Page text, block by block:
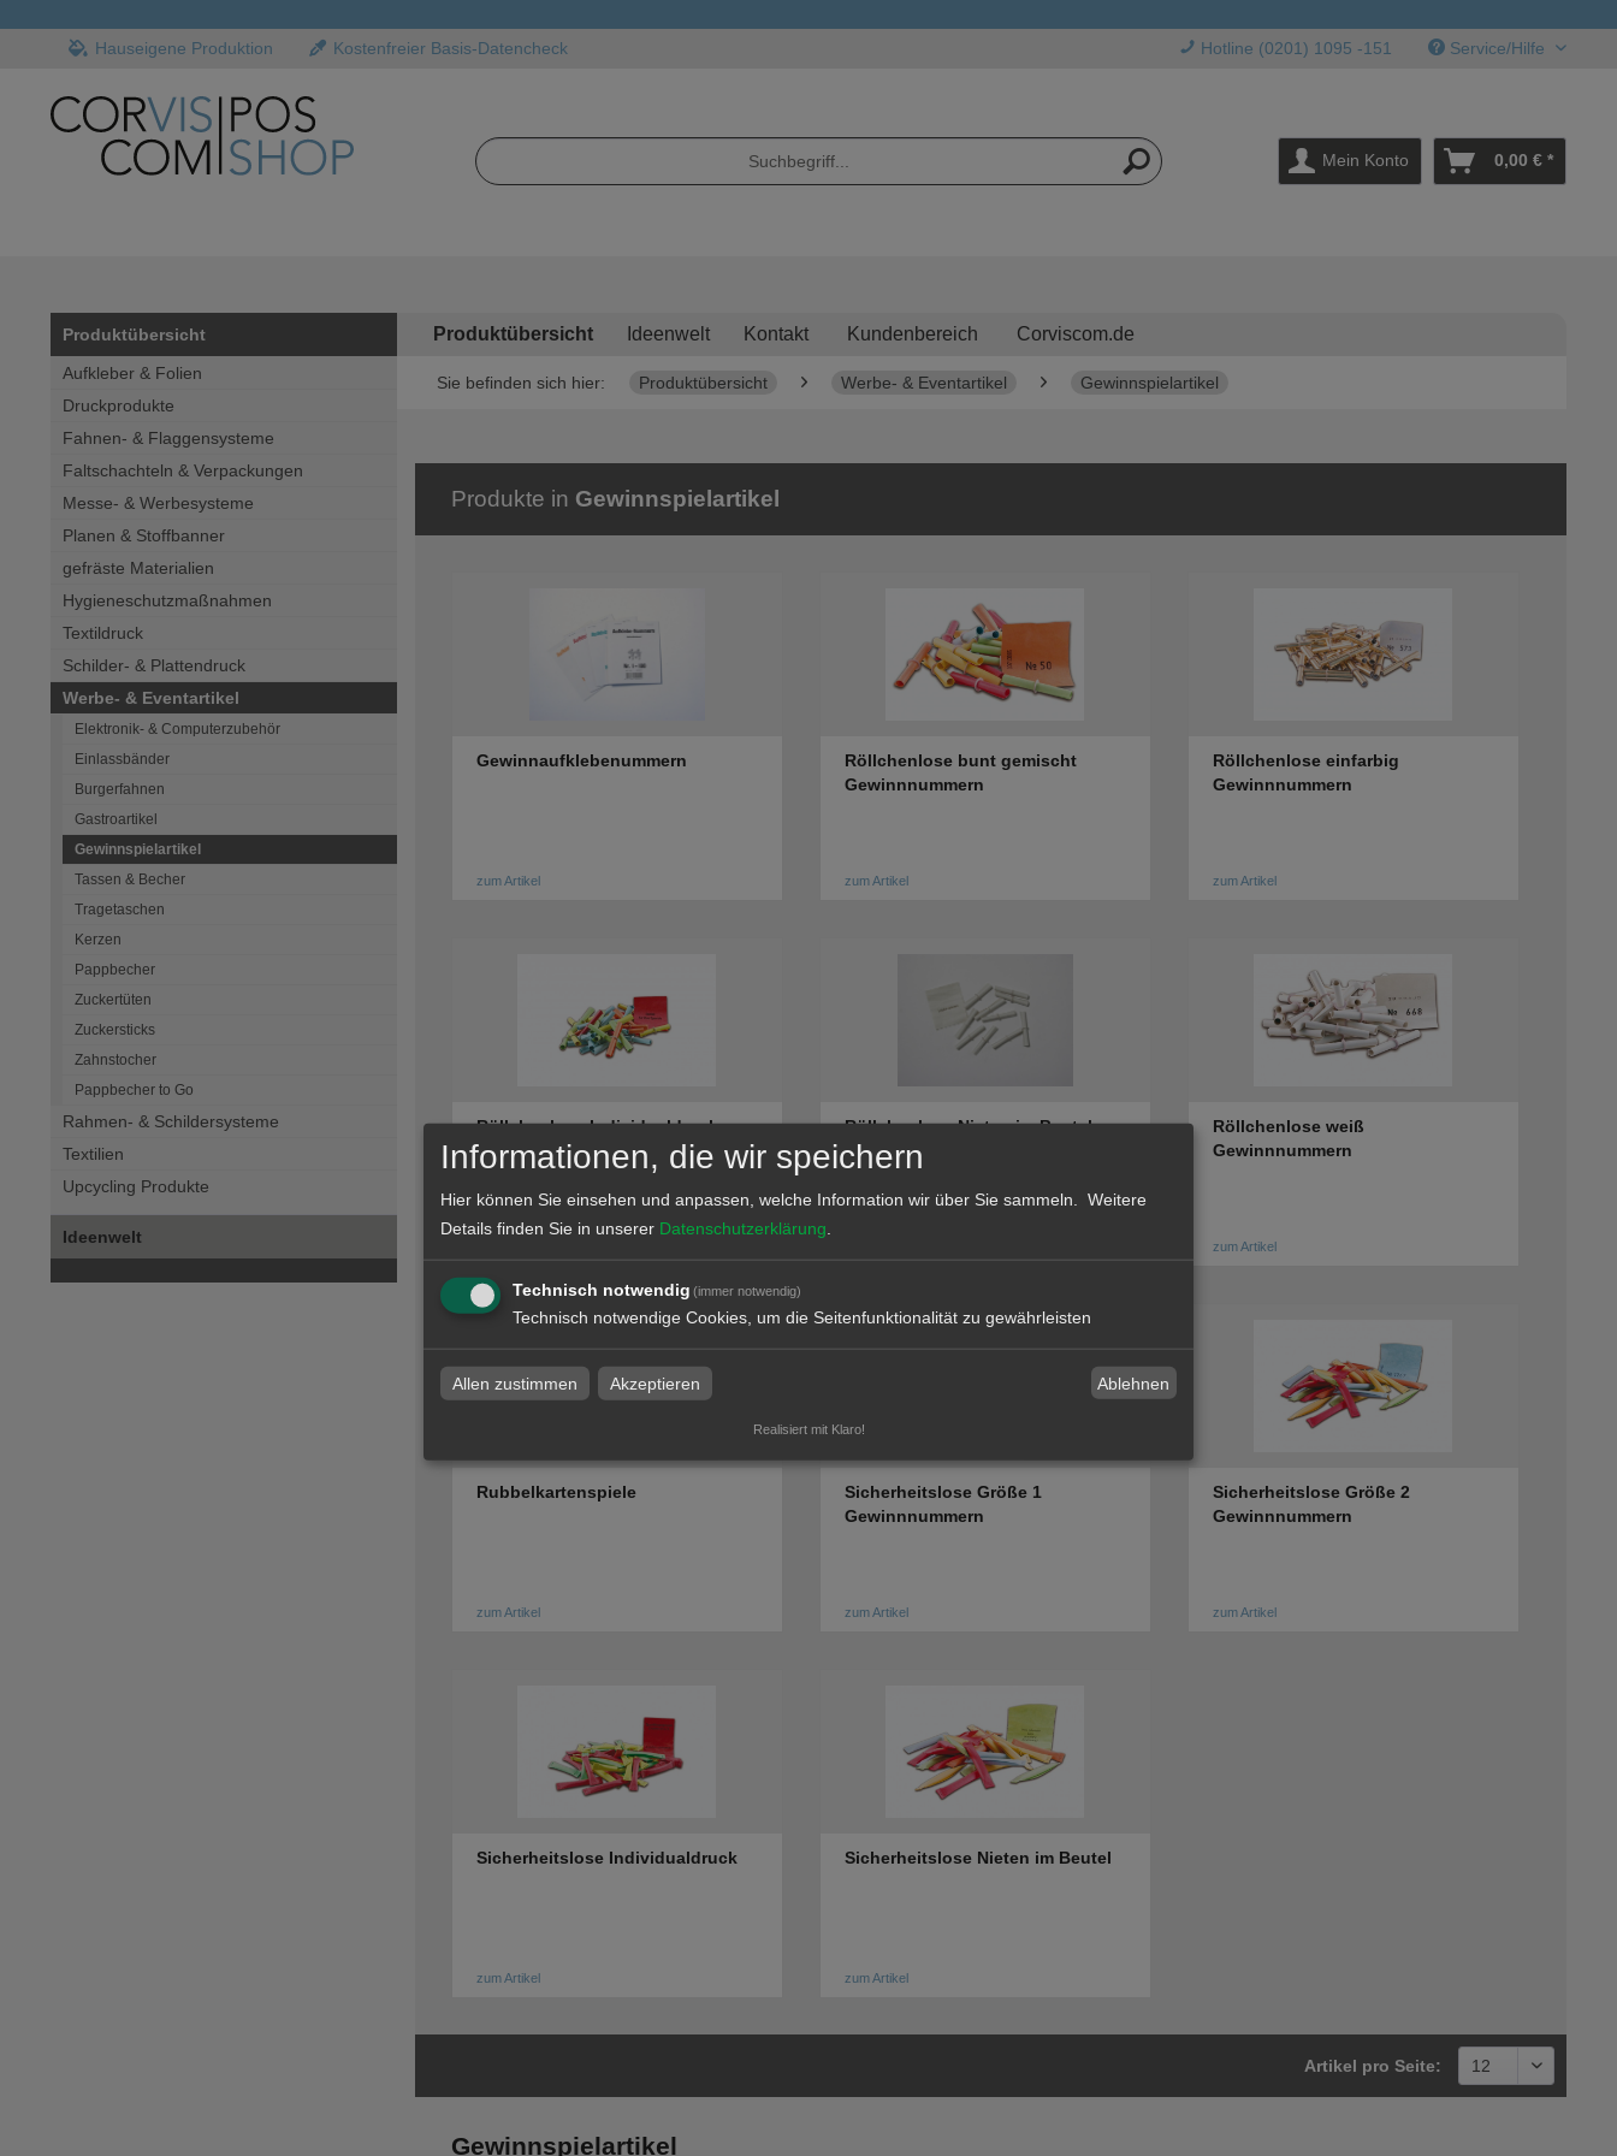
Hauseigene Produktion Kostenfreier Basis-Datencheck Hotline (0201) 1095 -151 Service/Hilfe
Mein Konto 0,00 € *
Produktübersicht
Aufkleber & Folien
Druckprodukte
Fahnen- & Flaggensysteme
Faltschachteln & Verpackungen
Messe- & Werbesysteme
Planen & Stoffbanner
gefräste Materialien
Hygieneschutzmaßnahmen
Textildruck
Schilder- & Plattendruck
Werbe- & Eventartikel
Elektronik- & Computerzubehör
Einlassbänder
Burgerfahnen
Gastroartikel
Gewinnspielartikel
Tassen & Becher
Tragetaschen
Kerzen
Pappbecher
Zuckertüten
Zuckersticks
Zahnstocher
Pappbecher to Go
Rahmen- & Schildersysteme
Textilien
Upcycling Produkte
Ideenwelt
Produktübersicht Ideenwelt Kontakt Kundenbereich Corviscom.de
Sie befinden sich hier: Produktübersicht Werbe- & Eventartikel Gewinnspielartikel
Produkte in Gewinnspielartikel
Gewinnaufklebenummern
zum Artikel
Röllchenlose bunt gemischt
Gewinnnummern
zum Artikel
Röllchenlose einfarbig
Gewinnnummern
zum Artikel
Röllchenlose Individualdruck Röllchenlose Nieten im Beutel
Röllchenlose weiß
Gewinnnummern
zum Artikel
Rubbelkartenspiele
zum Artikel
Sicherheitslose Größe 1
Gewinnnummern
zum Artikel
Sicherheitslose Größe 2
Gewinnnummern
zum Artikel
Sicherheitslose Individualdruck
zum Artikel
Sicherheitslose Nieten im Beutel
zum Artikel
Artikel pro Seite:
Gewinnspielartikel
Informationen, die wir speichern
Hier können Sie einsehen und anpassen, welche Information wir über Sie sammeln.
Weitere
Details finden Sie in unserer Datenschutzerklärung
Technisch notwendig (immer notwendig)
Technisch notwendige Cookies, um die Seitenfunktionalität zu gewährleisten
Allen zustimmen Akzeptieren Ablehnen
Realisiert mit Klaro!